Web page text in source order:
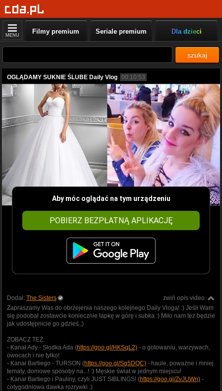
MENU Filmy premium Seriale premium Dla dzieci
szukaj
OGLĄDAMY SUKNIE ŚLUBE Daily Vlog 00:10:53
Aby móc oglądać na tym urządzeniu
POBIERZ BEZPŁATNĄ APLIKACJĘ
zwiń opis video
Dodał: The Sisters
Zapraszamy Was do obrzejenia naszego kolejnego Daily Vloga! :) Jeśli Wam
się podobał zostawcie koniecznie łapkę w górę i subka :) Miło nam też będzie
jak udostępnicie go gdzieś ;)
ZOBACZ TEŻ:
- Kanał Ady - Słodka Ada (https://goo.gl/HKSqL2) - o gotowaniu, warzywach,
owocach i nie tylko!
- Kanał Bartiego - TURSON (https://goo.gl/Sq5DQC) - haule, poważne i mniej
tematy, domowe sposoby na...! :) Męskie świat w jednym miejscu!
- Kanał Bartiego i Pauliny, czyli JUST SIBLINGS! (https://goo.gl/ZvJUWn) -
cotygodniowa dawka rozrywki :)